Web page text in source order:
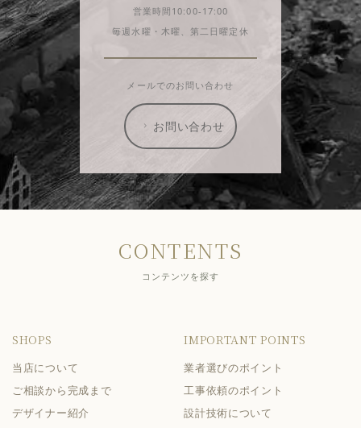
営業時間10:00-17:00
毎週水曜・木曜、第二日曜定休
メールでのお問い合わせ
お問い合わせ
CONTENTS
コンテンツを探す
SHOPS
当店について
ご相談から完成まで
デザイナー紹介
IMPORTANT POINTS
業者選びのポイント
工事依頼のポイント
設計技術について